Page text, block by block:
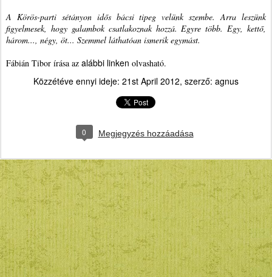
A Körös-parti sétányon idős bácsi tipeg velünk szembe. Arra leszünk
figyelmesek, hogy galambok csatlakoznak hozzá. Egyre több. Egy, kettő,
három..., négy, öt... Szemmel láthatóan ismerik egymást.
Fábián Tibor írása az alábbi linken olvasható.
Közzétéve ennyi ideje: 21st April 2012, szerző: agnus
0 Megjegyzés hozzáadása